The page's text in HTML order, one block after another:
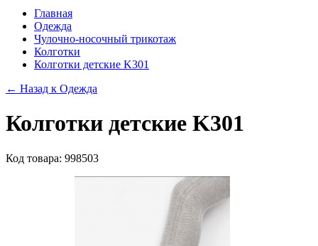
Главная
Одежда
Чулочно-носочный трикотаж
Колготки
Колготки детские K301
← Назад к Одежда
Колготки детские K301
Код товара: 998503